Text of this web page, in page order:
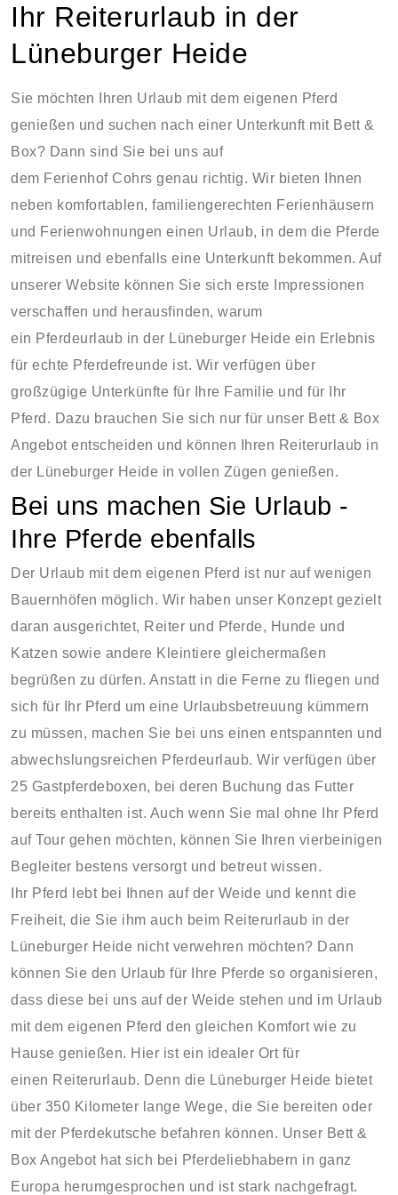
Ihr Reiterurlaub in der
Lüneburger Heide
Sie möchten Ihren Urlaub mit dem eigenen Pferd
genießen und suchen nach einer Unterkunft mit Bett &
Box? Dann sind Sie bei uns auf
dem Ferienhof Cohrs genau richtig. Wir bieten Ihnen
neben komfortablen, familiengerechten Ferienhäusern
und Ferienwohnungen einen Urlaub, in dem die Pferde
mitreisen und ebenfalls eine Unterkunft bekommen. Auf
unserer Website können Sie sich erste Impressionen
verschaffen und herausfinden, warum
ein Pferdeurlaub in der Lüneburger Heide ein Erlebnis
für echte Pferdefreunde ist. Wir verfügen über
großzügige Unterkünfte für Ihre Familie und für Ihr
Pferd. Dazu brauchen Sie sich nur für unser Bett & Box
Angebot entscheiden und können Ihren Reiterurlaub in
der Lüneburger Heide in vollen Zügen genießen.
Bei uns machen Sie Urlaub -
Ihre Pferde ebenfalls
Der Urlaub mit dem eigenen Pferd ist nur auf wenigen
Bauernhöfen möglich. Wir haben unser Konzept gezielt
daran ausgerichtet, Reiter und Pferde, Hunde und
Katzen sowie andere Kleintiere gleichermaßen
begrüßen zu dürfen. Anstatt in die Ferne zu fliegen und
sich für Ihr Pferd um eine Urlaubsbetreuung kümmern
zu müssen, machen Sie bei uns einen entspannten und
abwechslungsreichen Pferdeurlaub. Wir verfügen über
25 Gastpferdeboxen, bei deren Buchung das Futter
bereits enthalten ist. Auch wenn Sie mal ohne Ihr Pferd
auf Tour gehen möchten, können Sie Ihren vierbeinigen
Begleiter bestens versorgt und betreut wissen.
Ihr Pferd lebt bei Ihnen auf der Weide und kennt die
Freiheit, die Sie ihm auch beim Reiterurlaub in der
Lüneburger Heide nicht verwehren möchten? Dann
können Sie den Urlaub für Ihre Pferde so organisieren,
dass diese bei uns auf der Weide stehen und im Urlaub
mit dem eigenen Pferd den gleichen Komfort wie zu
Hause genießen. Hier ist ein idealer Ort für
einen Reiterurlaub. Denn die Lüneburger Heide bietet
über 350 Kilometer lange Wege, die Sie bereiten oder
mit der Pferdekutsche befahren können. Unser Bett &
Box Angebot hat sich bei Pferdeliebhabern in ganz
Europa herumgesprochen und ist stark nachgefragt.